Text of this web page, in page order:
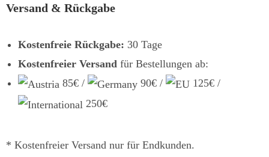
Versand & Rückgabe
Kostenfreie Rückgabe: 30 Tage
Kostenfreier Versand für Bestellungen ab:
85€ /
90€ /
125€ /
250€
* Kostenfreier Versand nur für Endkunden.